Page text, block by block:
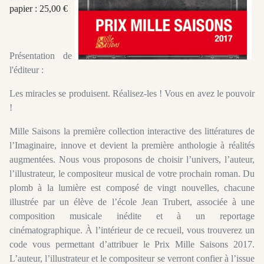
papier : 25,00 €
Présentation de
l'éditeur :
Les miracles se produisent. Réalisez-les ! Vous en avez le pouvoir
!
Mille Saisons la première collection interactive des littératures de
l’Imaginaire, innove et devient la première anthologie à réalités
augmentées. Nous vous proposons de choisir l’univers, l’auteur,
l’illustrateur, le compositeur musical de votre prochain roman. Du
plomb à la lumière est composé de vingt nouvelles, chacune
illustrée par un élève de l’école Jean Trubert, associée à une
composition musicale inédite et à un reportage
cinématographique. À l’intérieur de ce recueil, vous trouverez un
code vous permettant d’attribuer le Prix Mille Saisons 2017.
L’auteur, l’illustrateur et le compositeur se verront confier à l’issue